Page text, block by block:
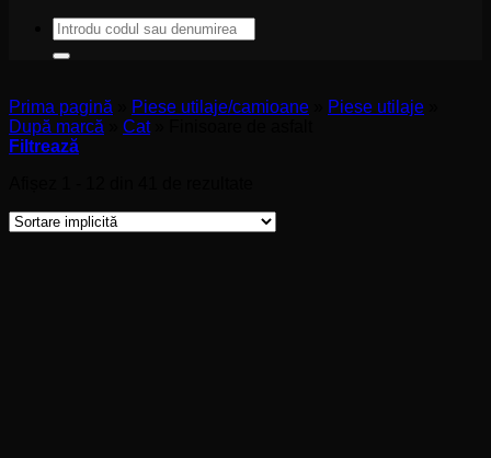
Caută
după:
Prima pagină Piese utilaje/camioane Piese utilaje
După marcă
Cat
Filtrează